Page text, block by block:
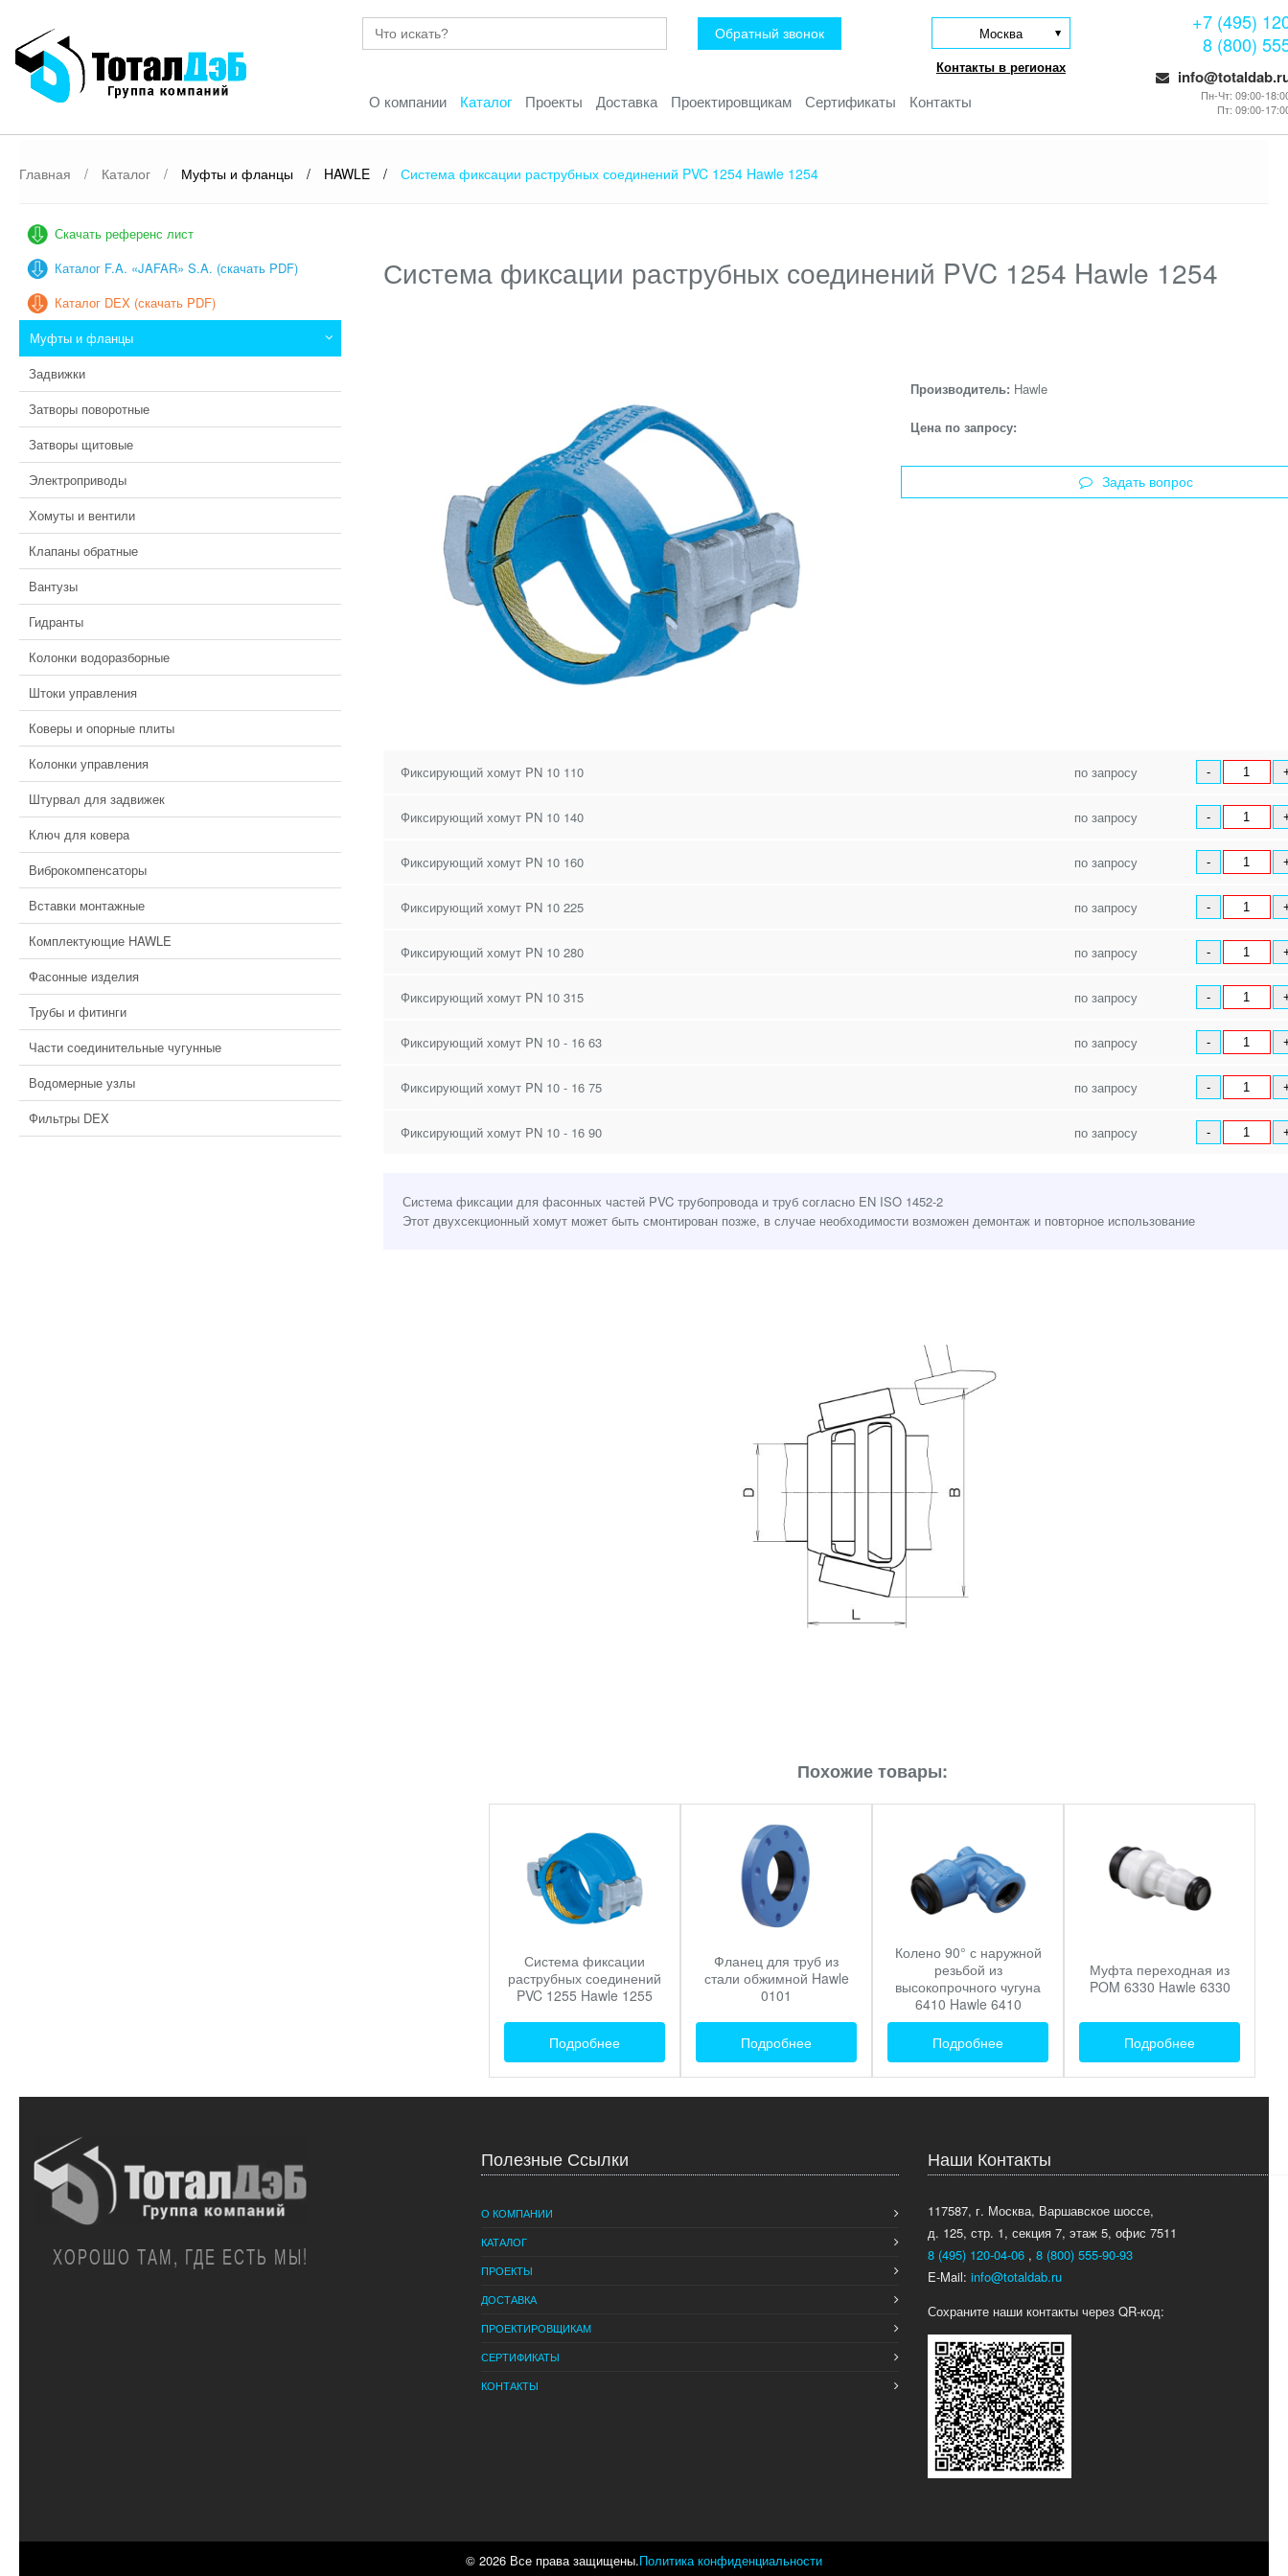
Обратный звонок
О компании Каталог Проекты Доставка Проектировщикам Сертификаты Контакты
Москва
Контакты в регионах
+7 (495)
8 (800)
Пн-Чт: 09:00-
Пт: 09:00-
Главная / Каталог / Муфты и фланцы / HAWLE / Система фиксации раструбных соединений PVC 1254 Hawle 1254
Скачать референс лист
Каталог F.A. «JAFAR» S.A. (скачать PDF)
Каталог DEX (скачать PDF)
Задвижки
Затворы поворотные
Затворы щитовые
Электроприводы
Хомуты и вентили
Клапаны обратные
Вантузы
Гидранты
Колонки водоразборные
Штоки управления
Коверы и опорные плиты
Колонки управления
Штурвал для задвижек
Ключ для ковера
Муфты и фланцы
Виброкомпенсаторы
Вставки монтажные
Комплектующие HAWLE
Фасонные изделия
Трубы и фитинги
Части соединительные чугунные
Водомерные узлы
Фильтры DEX
Система фиксации раструбных соединений PVC 1254 Hawle 1254
Производитель: Hawle
Цена по запросу:
Задать вопрос
Фиксирующий хомут PN 10 110 по запросу -
Фиксирующий хомут PN 10 140 по запросу -
Фиксирующий хомут PN 10 160 по запросу -
Фиксирующий хомут PN 10 225 по запросу -
Фиксирующий хомут PN 10 280 по запросу -
Фиксирующий хомут PN 10 315 по запросу -
Фиксирующий хомут PN 10 - 16 63 по запросу -
Фиксирующий хомут PN 10 - 16 75 по запросу -
Фиксирующий хомут PN 10 - 16 90 по запросу -
Система фиксации для фасонных частей PVC трубопровода и труб согласно EN ISO 1452-2
Этот двухсекционный хомут может быть смонтирован позже, в случае необходимости возможен демонтаж и повторное использование
Похожие товары:
Система фиксации
раструбных соединений
PVC 1255 Hawle 1255
Подробнее
Фланец для труб из
стали обжимной Hawle
0101
Подробнее
Колено 90° с наружной
резьбой из
высокопрочного чугуна
6410 Hawle 6410
Подробнее
Муфта переходная из
POM 6330 Hawle 6330
Подробнее
ХОРОШО ТАМ, ГДЕ ЕСТЬ МЫ!
Полезные Ссылки
О КОМПАНИИ
КАТАЛОГ
ПРОЕКТЫ
ДОСТАВКА
ПРОЕКТИРОВЩИКАМ
СЕРТИФИКАТЫ
КОНТАКТЫ
Наши Контакты
117587, г. Москва, Варшавское шоссе,
д. 125, стр. 1, секция 7, этаж 5, офис 7511
8 (495) 120-04-06 ,8 (800) 555-90-93
E-Mail:info@totaldab.ru
Сохраните наши контакты через QR-код:
© 2026 Все права защищены.Политика конфиденциальности